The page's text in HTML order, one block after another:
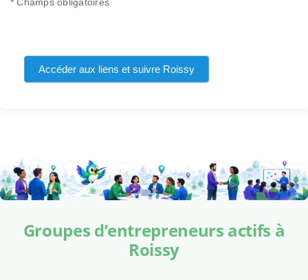
Accéder aux liens et suivre Roissy
Groupes d’entrepreneurs actifs à
Roissy